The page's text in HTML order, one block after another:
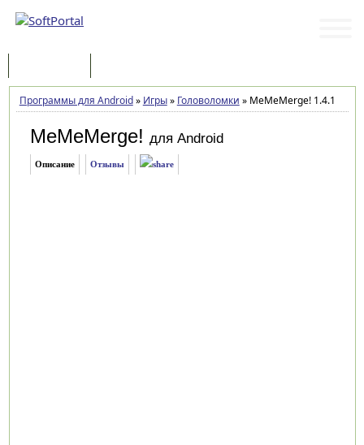
Программы для Android» Игры» Головоломки »MeMeMerge! 1.4.1
MeMeMerge! для Android
Описание Отзывы